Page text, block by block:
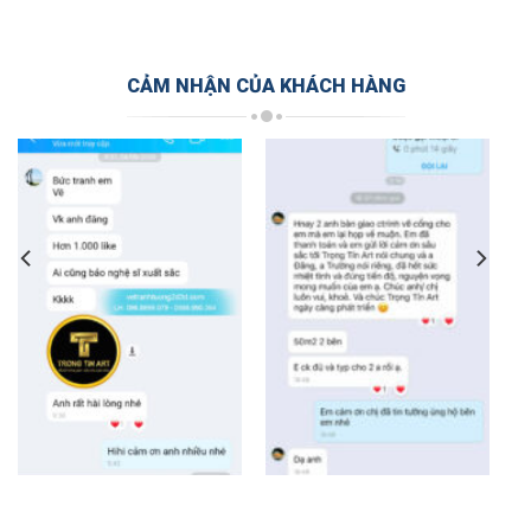
CẢM NHẬN CỦA KHÁCH HÀNG